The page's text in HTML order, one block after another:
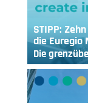
STIPP:
die Euregio
Die